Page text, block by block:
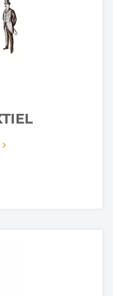
keyboard_arrow_right